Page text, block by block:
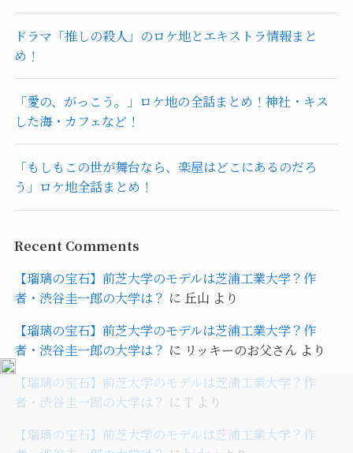
ドラマ「推しの殺人」のロケ地とエキストラ情報まと
め！
「愛の、がっこう。」ロケ地の全話まとめ！神社・キス
した海・カフェなど！
「もしもこの世が舞台なら、楽屋はどこにあるのだろ
う」ロケ地全話まとめ！
Recent Comments
【瑠璃の宝石】前芝大学のモデルは芝浦工業大学？作
者・渋谷圭一郎の大学は？ に 丘山 より
【瑠璃の宝石】前芝大学のモデルは芝浦工業大学？作
者・渋谷圭一郎の大学は？ に リッキーのお父さんより
【瑠璃の宝石】前芝大学のモデルは芝浦工業大学？作
者・渋谷圭一郎の大学は？ に T より
【瑠璃の宝石】前芝大学のモデルは芝浦工業大学？作